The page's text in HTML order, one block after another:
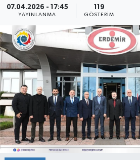
07.04.2026 - 17:45
YAYINLANMA
119
GÖSTERIM
Medya
Mizah
Röportaj
Teknoloji